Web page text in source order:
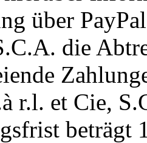
über
die
r.l. et Cie,
beträgt